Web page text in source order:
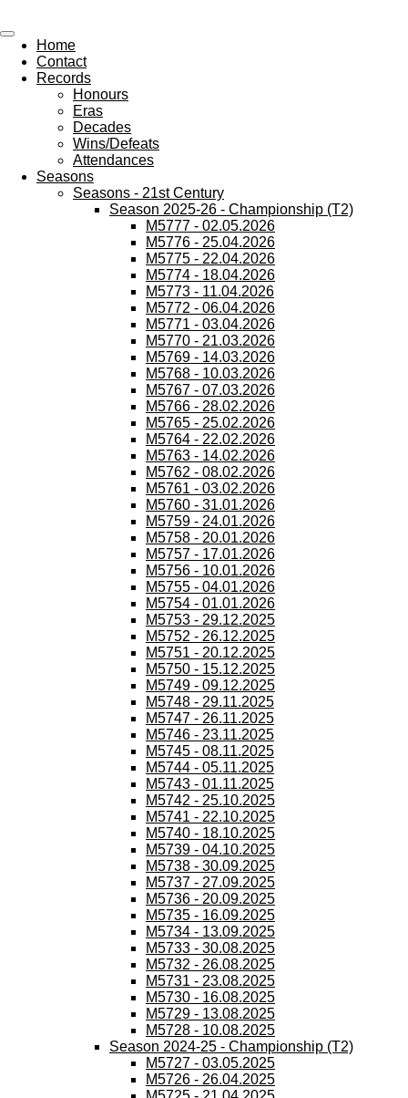
to
main
content
Home
Contact
Records
Honours
Eras
Decades
Wins/Defeats
Attendances
Seasons
Seasons - 21st Century
Season 2025-26 - Championship (T2)
M5777 - 02.05.2026
M5776 - 25.04.2026
M5775 - 22.04.2026
M5774 - 18.04.2026
M5773 - 11.04.2026
M5772 - 06.04.2026
M5771 - 03.04.2026
M5770 - 21.03.2026
M5769 - 14.03.2026
M5768 - 10.03.2026
M5767 - 07.03.2026
M5766 - 28.02.2026
M5765 - 25.02.2026
M5764 - 22.02.2026
M5763 - 14.02.2026
M5762 - 08.02.2026
M5761 - 03.02.2026
M5760 - 31.01.2026
M5759 - 24.01.2026
M5758 - 20.01.2026
M5757 - 17.01.2026
M5756 - 10.01.2026
M5755 - 04.01.2026
M5754 - 01.01.2026
M5753 - 29.12.2025
M5752 - 26.12.2025
M5751 - 20.12.2025
M5750 - 15.12.2025
M5749 - 09.12.2025
M5748 - 29.11.2025
M5747 - 26.11.2025
M5746 - 23.11.2025
M5745 - 08.11.2025
M5744 - 05.11.2025
M5743 - 01.11.2025
M5742 - 25.10.2025
M5741 - 22.10.2025
M5740 - 18.10.2025
M5739 - 04.10.2025
M5738 - 30.09.2025
M5737 - 27.09.2025
M5736 - 20.09.2025
M5735 - 16.09.2025
M5734 - 13.09.2025
M5733 - 30.08.2025
M5732 - 26.08.2025
M5731 - 23.08.2025
M5730 - 16.08.2025
M5729 - 13.08.2025
M5728 - 10.08.2025
Season 2024-25 - Championship (T2)
M5727 - 03.05.2025
M5726 - 26.04.2025